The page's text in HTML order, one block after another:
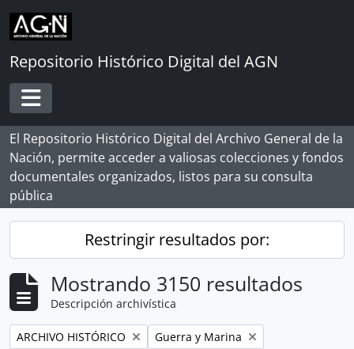
Skip to main content
Repositorio Histórico Digital del AGN
Toggle navigation
El Repositorio Histórico Digital del Archivo General de la
Nación, permite acceder a valiosas colecciones y fondos
documentales organizados, listos para su consulta
pública
Restringir resultados por:
Mostrando 3150 resultados
Descripción archivística
Remove filter:
ARCHIVO HISTÓRICO Remove filter:
Guerra y Marina